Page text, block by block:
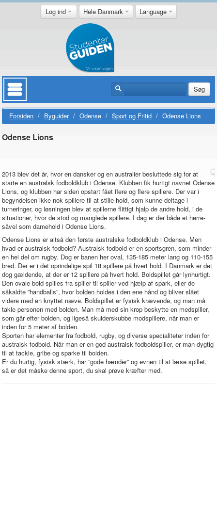
Log ind Hele Danmark Language
Søg
Forsiden / Byguider / Odense / Sport og Fritid / Odense Lions
Odense Lions
2013 blev det år, hvor en dansker og en australier besluttede sig for at
starte en australsk fodboldklub i Odense. Klubben fik hurtigt navnet Odense
Lions, og klubben har siden opstart fået flere og flere spillere. Der var i
begyndelsen ikke nok spillere til at stille hold, som kunne deltage i
turneringer, og løsningen blev at spillerne flittigt hjalp de andre hold, i de
situationer, hvor de stod og manglede spillere. I dag er der både et herre-
såvel som damehold i Odense Lions.
Odense Lions er altså den første australske fodboldklub i Odense. Men
hvad er australsk fodbold? Australsk fodbold er en sportsgren, som minder
en hel del om rugby. Dog er banen her oval, 135-185 meter lang og 110-155
bred. Der er i det oprindelige spil 18 spillere på hvert hold. I Danmark er det
dog gældende, at der er 12 spillere på hvert hold. Boldspillet går lynhurtigt.
Den ovale bold spilles fra spiller til spiller ved hjælp af spark, eller de
såkaldte ”handballs”, hvor bolden holdes i den ene hånd og bliver slået
videre med en knyttet næve. Boldspillet er fysisk krævende, og man må
takle personen med bolden. Man må med sin krop beskytte en medspiller,
som går efter bolden, og ligeså skulderskubbe modspillere, når man er
inden for 5 meter af bolden.
Sporten har elementer fra fodbold, rugby, og diverse specialiteter inden for
australsk fodbold. Når man er en god australsk fodboldspiller, er man dygtig
til at tackle, gribe og sparke til bolden.
Er du hurtig, fysisk stærk, har ”gode hænder” og evnen til at læse spillet,
så er det måske denne sport, du skal prøve kræfter med.